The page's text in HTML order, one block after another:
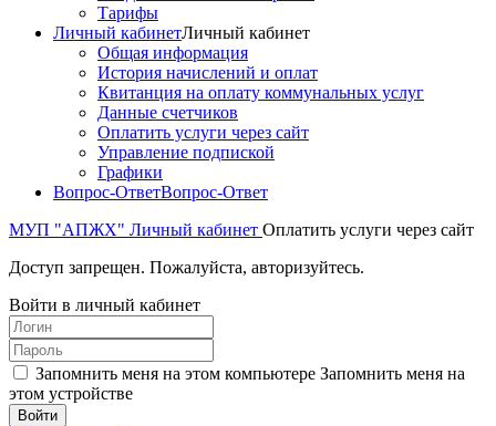
Тарифы
Личный кабинетЛичный кабинет
Общая информация
История начислений и оплат
Квитанция на оплату коммунальных услуг
Данные счетчиков
Оплатить услуги через сайт
Управление подпиской
Графики
Вопрос-ОтветВопрос-Ответ
МУП "АПЖХ" Личный кабинет Оплатить услуги через сайт
Доступ запрещен. Пожалуйста, авторизуйтесь.
Войти в личный кабинет
Запомнить меня на этом компьютере Запомнить меня на
этом устройстве